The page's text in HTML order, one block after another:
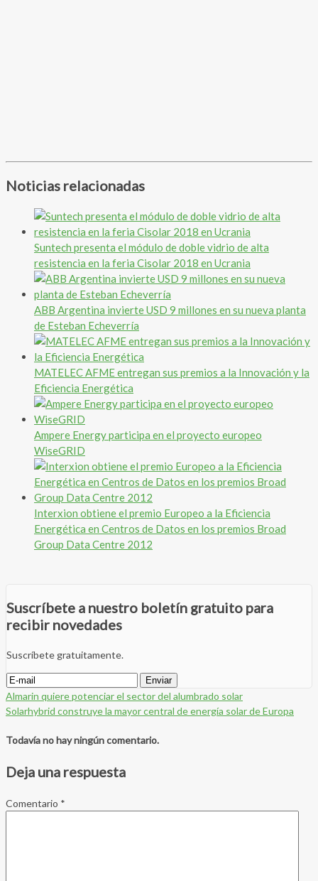
Noticias relacionadas
Suntech presenta el módulo de doble vidrio de alta
resistencia en la feria Cisolar 2018 en Ucrania
ABB Argentina invierte USD 9 millones en su nueva planta
de Esteban Echeverría
MATELEC AFME entregan sus premios a la Innovación y la
Eficiencia Energética
Ampere Energy participa en el proyecto europeo
WiseGRID
Interxion obtiene el premio Europeo a la Eficiencia
Energética en Centros de Datos en los premios Broad
Group Data Centre 2012
Suscríbete a nuestro boletín gratuito para
recibir novedades
Suscríbete gratuitamente.
Almarin quiere potenciar el sector del alumbrado solar
Solarhybrid construye la mayor central de energía solar de Europa
Todavía no hay ningún comentario.
Deja una respuesta
Comentario *